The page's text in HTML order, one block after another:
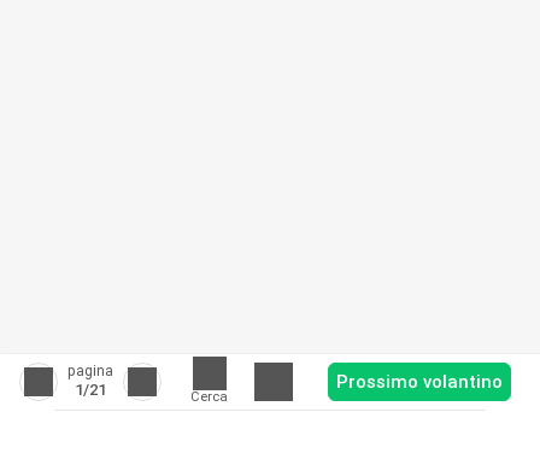
pagina
1/21 Cerca
Prossimo volantino